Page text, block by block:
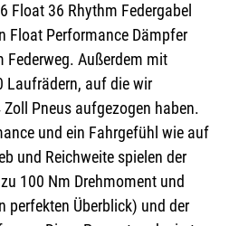
Float 36 Rhythm Federgabel
Float Performance Dämpfer
Außerdem mit
Laufrädern, auf die wir
Pneus aufgezogen haben.
und ein Fahrgefühl wie auf
und Reichweite spielen der
100 Nm Drehmoment und
perfekten Überblick) und der